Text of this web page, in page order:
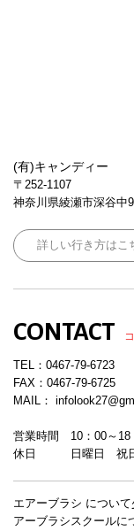
(有)キャンディー
〒252-1107
神奈川県綾瀬市深谷中
詳しい行き方は
CONTACT
TEL： 0467-79-6723
FAX：0467-79-6725
MAIL：
営業時間 10：00～18
休日 日曜日 祝
エアーブラシ につい
アーブラシスクールに